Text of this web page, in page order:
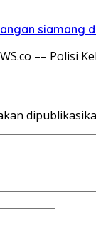
siamang
––